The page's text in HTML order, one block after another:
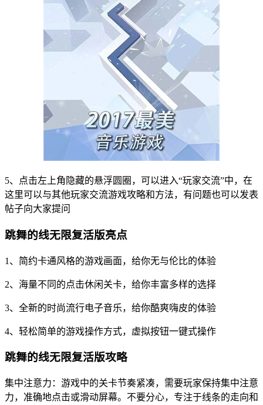
5、点击左上角隐藏的悬浮圆圈，可以进入“玩家交流”中，在
这里可以与其他玩家交流游戏攻略和方法，有问题也可以发表
帖子向大家提问
跳舞的线无限复活版亮点
1、简约卡通风格的游戏画面，给你无与伦比的体验
2、海量不同的点击休闲关卡，给你丰富多样的选择
3、全新的时尚流行电子音乐，给你酷爽嗨皮的体验
4、轻松简单的游戏操作方式，虚拟按钮一键式操作
跳舞的线无限复活版攻略
集中注意力：游戏中的关卡节奏紧凑，需要玩家保持集中注意
力，准确地点击或滑动屏幕。不要分心，专注于线条的走向和